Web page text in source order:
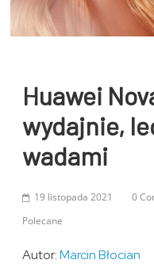
Huawei
wydajnie,
wadami
19 listopada 2021
0
Polecane
Autor:Marcin Błocian